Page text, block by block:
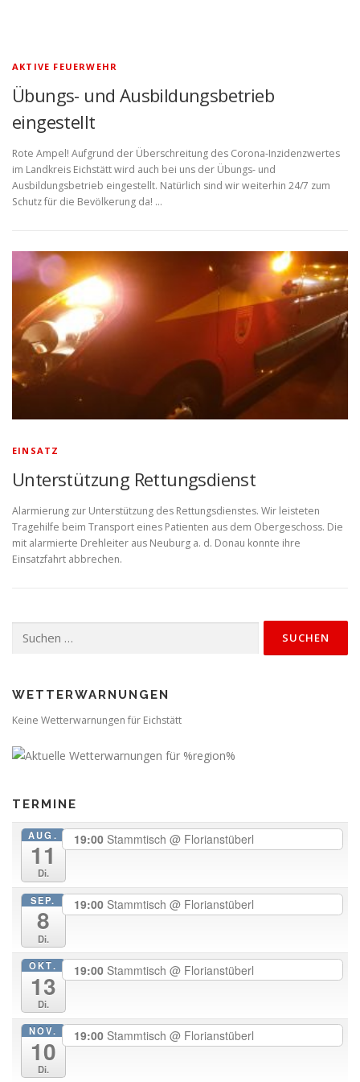
AKTIVE FEUERWEHR
Übungs- und Ausbildungsbetrieb
eingestellt
Rote Ampel! Aufgrund der Überschreitung des Corona-Inzidenzwertes
im Landkreis Eichstätt wird auch bei uns der Übungs- und
Ausbildungsbetrieb eingestellt. Natürlich sind wir weiterhin 24/7 zum
Schutz für die Bevölkerung da! …
EINSATZ
Unterstützung Rettungsdienst
Alarmierung zur Unterstützung des Rettungsdienstes. Wir leisteten
Tragehilfe beim Transport eines Patienten aus dem Obergeschoss. Die
mit alarmierte Drehleiter aus Neuburg a. d. Donau konnte ihre
Einsatzfahrt abbrechen.
nach:
WETTERWARNUNGEN
Keine Wetterwarnungen für Eichstätt
TERMINE
AUG.
11
Di.
19:00 Stammtisch @ Florianstüberl
SEP.
8
Di.
19:00 Stammtisch @ Florianstüberl
OKT.
13
Di.
19:00 Stammtisch @ Florianstüberl
NOV.
10
Di.
19:00 Stammtisch @ Florianstüberl